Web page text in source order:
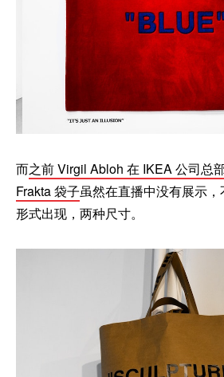
而之前 Virgil Abloh 在 IKEA 公司总
Frakta 袋子虽然在直播中没有展示
形式出现，两种尺寸。